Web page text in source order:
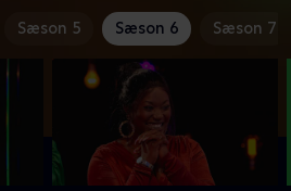
Sæson 5 Sæson 6 Sæson 7